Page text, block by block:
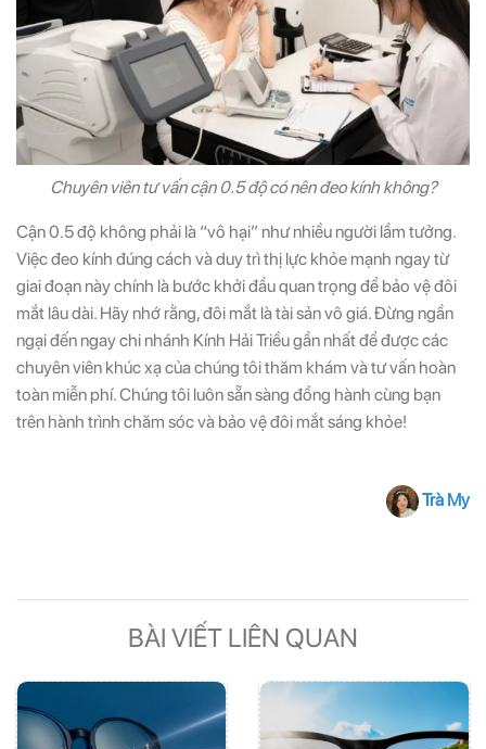
Chuyên viên tư vấn cận 0.5 độ có nên đeo kính không?
Cận 0.5 độ không phải là “vô hại” như nhiều người lầm tưởng.
Việc đeo kính đúng cách và duy trì thị lực khỏe mạnh ngay từ
giai đoạn này chính là bước khởi đầu quan trọng để bảo vệ đôi
mắt lâu dài. Hãy nhớ rằng, đôi mắt là tài sản vô giá. Đừng ngần
ngại đến ngay chi nhánh Kính Hải Triều gần nhất để được các
chuyên viên khúc xạ của chúng tôi thăm khám và tư vấn hoàn
toàn miễn phí. Chúng tôi luôn sẵn sàng đồng hành cùng bạn
trên hành trình chăm sóc và bảo vệ đôi mắt sáng khỏe!
Trà My
BÀI VIẾT LIÊN QUAN